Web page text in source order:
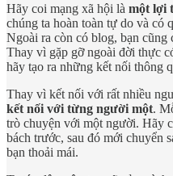
Hãy coi mạng xã hội là một lợi
chúng ta hoàn toàn tự do và có
Ngoài ra còn có blog, bạn cũng
Thay vì gặp gỡ ngoài đời thực
hãy tạo ra những kết nối thông
Thay vì kết nối với rất nhiều
kết nối với từng người một.
trò chuyện với một người. Hãy
bách trước, sau đó mới chuyển
bạn thoải mái.